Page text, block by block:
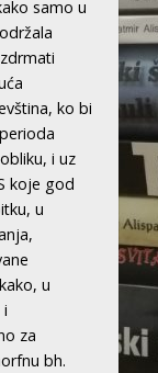
samo u
ko bi
i uz
koje god
u
u
i
za
bh.